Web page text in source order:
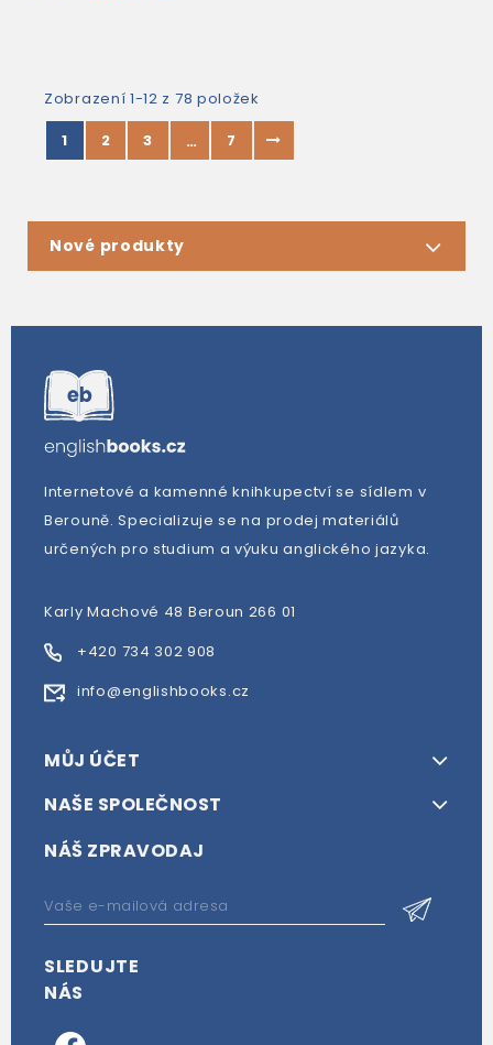
Zobrazení 1-12 z 78 položek
1
2 3 … 7
Nové produkty
Internetové a kamenné knihkupectví se sídlem v
Berouně. Specializuje se na prodej materiálů
určených pro studium a výuku anglického jazyka.
Karly Machové 48 Beroun 266 01
+420 734 302 908
info@englishbooks.cz
MŮJ ÚČET
NAŠE SPOLEČNOST
NÁŠ ZPRAVODAJ
SLEDUJTE
NÁS